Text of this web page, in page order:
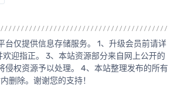
仅提供信息存储服务。 1、升级会员前请详
迎指正。 3、本站资源部分来自网上公开的
侵权资源予以处理。 4、本站整理发布的所有
删除。谢谢您的支持！